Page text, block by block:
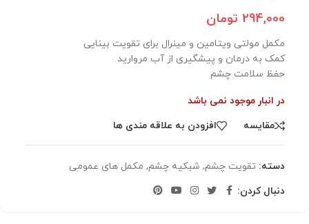
294,000 تومان
مکمل مولتی ویتامین و مینرال برای تقویت بینایی
کمک به درمان و پیشگیری از آب مروارید
حفظ سلامت چشم
در انبار موجود نمی باشد
مقایسه
افزودن به علاقه مندی ها
دسته: تقویت چشم, شبکیه چشم, مکمل های عمومی
دنبال کردن: